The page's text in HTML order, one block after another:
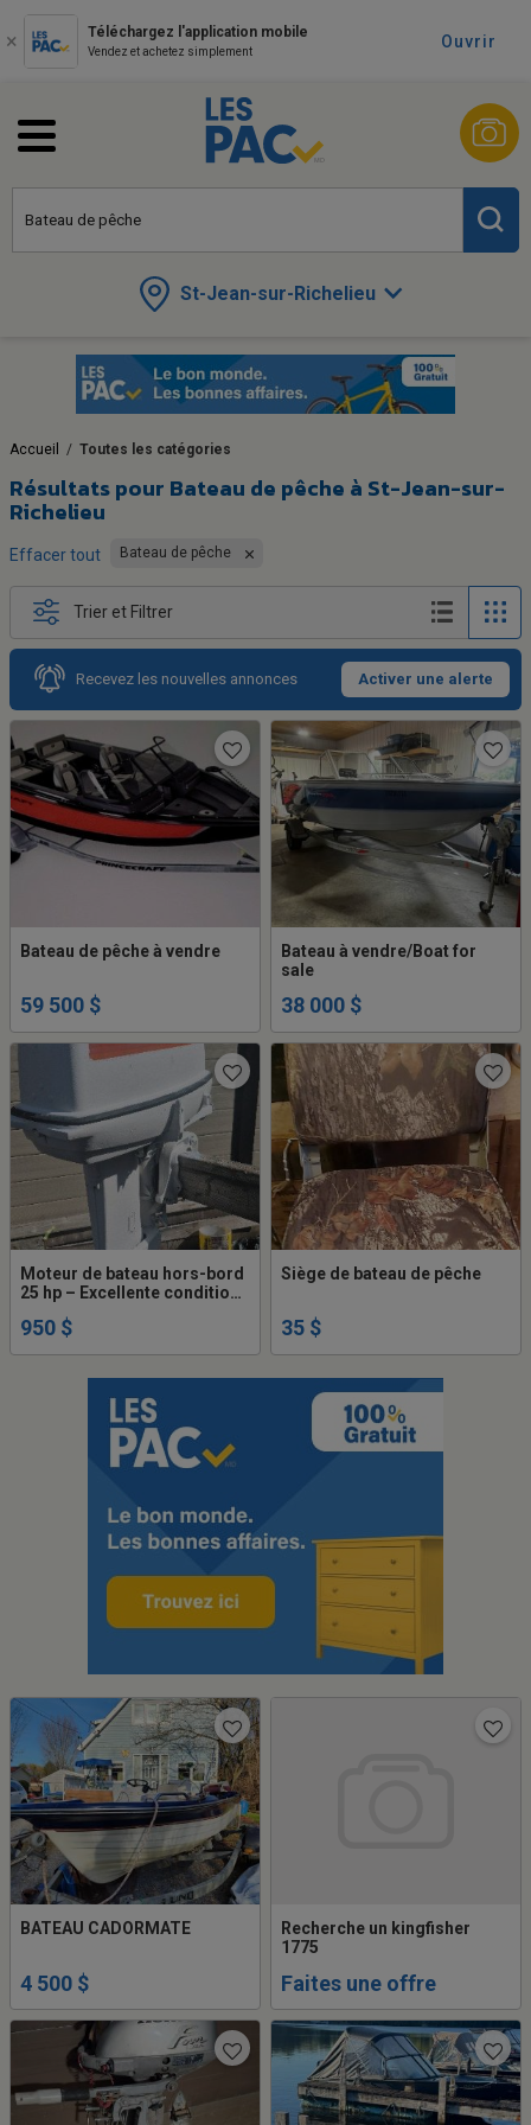
Téléchargez l'application mobile
Vendez et achetez simplement
Ouvrir
St-Jean-sur-Richelieu
Accueil / Toutes les catégories
Résultats pour Bateau de pêche à St-Jean-sur-
Richelieu
Effacer tout Bateau de pêche
Trier et Filtrer
Recevez les nouvelles annonces Activer une alerte
Bateau de pêche à vendre
59 500 $
Bateau à vendre/Boat for
sale
38 000 $
Moteur de bateau hors-bord
25 hp – Excellente condition
950 $
Siège de bateau de pêche
35 $
BATEAU CADORMATE
4 500 $
Recherche un kingfisher
1775
Faites une offre